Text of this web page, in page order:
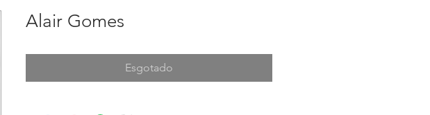
Alair Gomes
Esgotado